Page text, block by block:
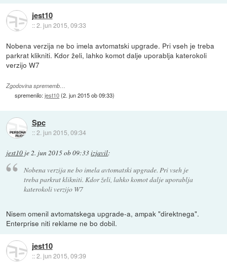
jest10
::2. jun 2015, 09:33
Nobena verzija ne bo imela avtomatski upgrade. Pri vseh je treba
parkrat klikniti. Kdor želi, lahko komot dalje uporablja katerokoli
verzijo W7
Zgodovina sprememb…
spremenilo:jest10(2. jun 2015 ob 09:33)
Spc
::2. jun 2015, 09:34
jest10 je2. jun 2015 ob 09:33izjavil:
Nobena verzija ne bo imela avtomatski upgrade. Pri vseh je
treba parkrat klikniti. Kdor želi, lahko komot dalje uporablja
katerokoli verzijo W7
Nisem omenil avtomatskega upgrade-a, ampak "direktnega".
Enterprise niti reklame ne bo dobil.
jest10
::2. jun 2015, 09:39